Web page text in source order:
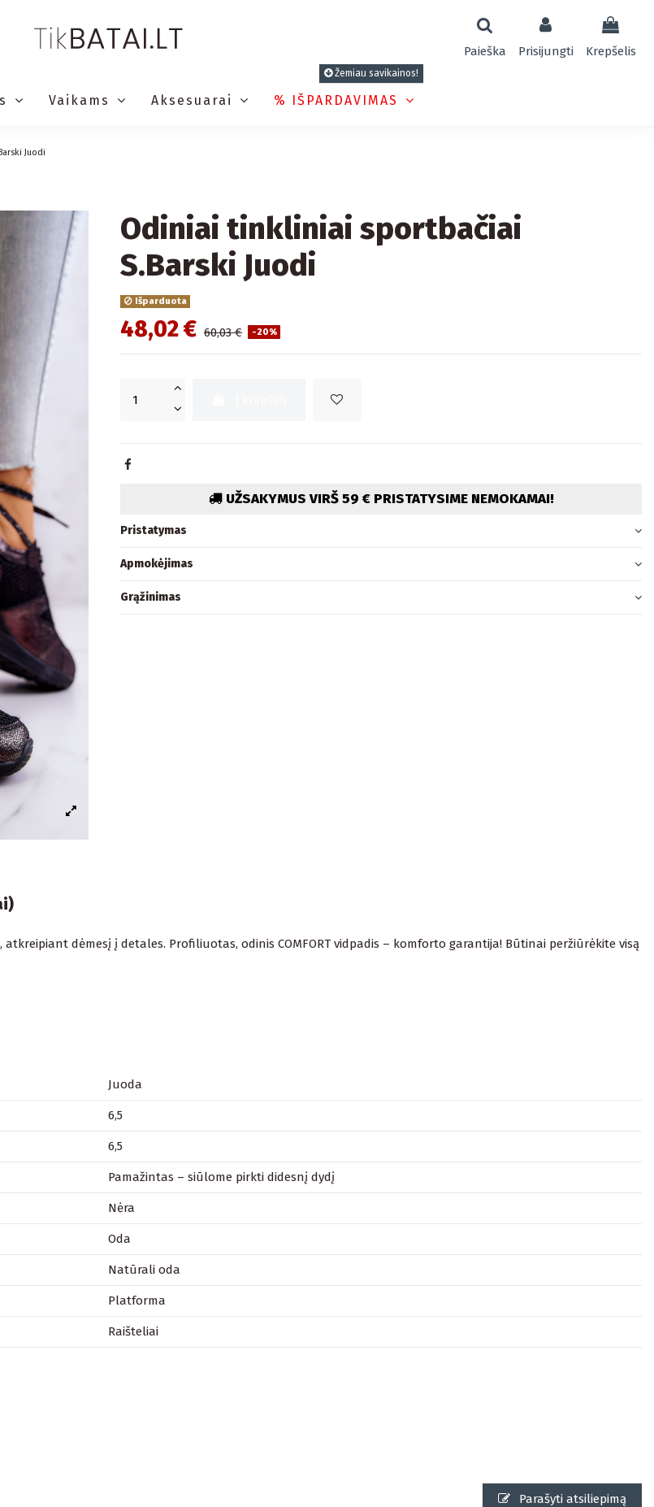
Paieška Prisijungti Krepšelis
Vaikams Aksesuarai % IŠPARDAVIMAS
Žemiau savikainos!
Juodi
Odiniai tinkliniai sportbačiai
S.Barski Juodi
Išparduota
48,02 € 60,03 € -20%
UŽSAKYMUS VIRŠ 59 € PRISTATYSIME NEMOKAMAI!
Pristatymas
Apmokėjimas
Grąžinimas
dėmesį į detales. Profiliuotas, odinis COMFORT vidpadis – komforto garantija! Būtinai peržiūrėkite visą
Juoda
6,5
6,5
Pamažintas – siūlome pirkti didesnį dydį
Nėra
Oda
Natūrali oda
Platforma
Raišteliai
Parašyti atsiliepimą